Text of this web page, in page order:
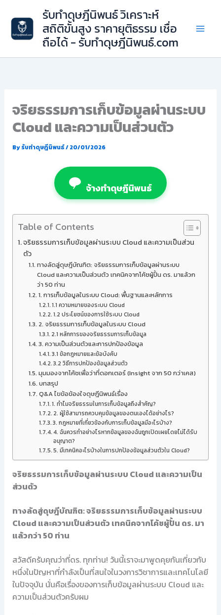
content
รับทำดุษฎีนิพนธ์ วิเคราะห์
สถิติขั้นสูง ราคายุติธรรม เชื่อ
ถือได้ - รับทำดุษฎีนิพนธ์.com
จริยธรรมการเก็บข้อมูลผ่านระบบ
Cloud และความเป็นส่วนตัว
Byรับทำดุษฎีนิพนธ์/20/01/2026
จ้างทำดุษฎีนิพนธ์
Table of Contents
จริยธรรมการเก็บข้อมูลผ่านระบบ Cloud และความเป็นส่วน
ตัว
ทางลัดสู่ดุษฎีบัณฑิต: จริยธรรมการเก็บข้อมูลผ่านระบบ
Cloud และความเป็นส่วนตัว เทคนิคจากโค้ชผู้ปั้น ดร. มาแล้วก
ว่า 50 ท่าน
1. การเก็บข้อมูลในระบบ Cloud: พื้นฐานและหลักการ
1.1 ความหมายของระบบ Cloud
1.2 ประโยชน์ของการใช้ระบบ Cloud
2. จริยธรรมการเก็บข้อมูลในระบบ Cloud
2.1 หลักการของจริยธรรมการเก็บข้อมูล
3. ความเป็นส่วนตัวและการปกป้องข้อมูล
3.1 ข้อกฎหมายและข้อบังคับ
3.2 วิธีการปกป้องข้อมูลส่วนตัว
มุมมองจากโค้ชเพื่อว่าที่ดอกเตอร์ (Insight จาก 50 กว่าเคส)
บทสรุป
Q&A ไขข้อข้องใจดุษฎีนิพนธ์เรื่อง
1. ทำไมจริยธรรมในการเก็บข้อมูลถึงสำคัญ?
2. ผู้ใช้สามารถควบคุมข้อมูลของตนเองได้อย่างไร?
3. กฎหมายที่เกี่ยวข้องกับการเก็บข้อมูลมีอะไรบ้าง?
4. ฉันควรทำอย่างไรหากข้อมูลของฉันถูกเปิดเผยโดยไม่ได้รับ
อนุญาต?
5. มีเทคนิคอะไรบ้างในการปกป้องข้อมูลส่วนตัวใน Cloud?
จริยธรรมการเก็บข้อมูลผ่านระบบ Cloud และความเป็น
ส่วนตัว
ทางลัดสู่ดุษฎีบัณฑิต: จริยธรรมการเก็บข้อมูลผ่านระบบ
Cloud และความเป็นส่วนตัว เทคนิคจากโค้ชผู้ปั้น ดร. มา
แล้วกว่า 50 ท่าน
สวัสดีครับคุณว่าที่ดร. ทุกท่าน! วันนี้เราจะมาพูดคุยกันเกี่ยวกับ
หนึ่งในปัญหาที่กำลังเป็นที่สนใจในวงการวิชาการและเทคโนโลยี
ในปัจจุบัน นั่นคือเรื่องของการเก็บข้อมูลผ่านระบบ Cloud และ
ความเป็นส่วนตัวครับผม